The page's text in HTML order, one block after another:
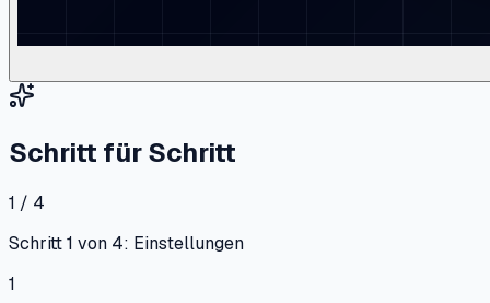
Schritt für Schritt
1 / 4
Schritt 1 von 4: Einstellungen
1